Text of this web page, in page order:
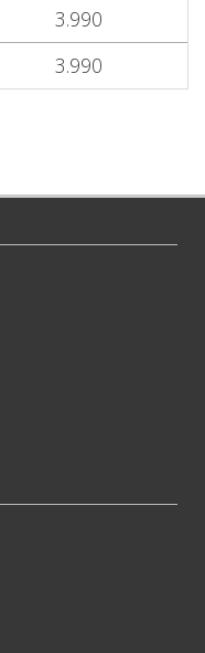
3.990
3.990